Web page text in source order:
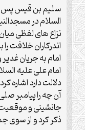
سلیم بن قیس پس
السلام در
نزاع های لفظی
اندرکاران خلافت
امام به جریان
امام علی علیه
دلالت دارد اشاره
آن چه را پیامبر
جانشینی و موقعیت
ذکر کرد و از سوی